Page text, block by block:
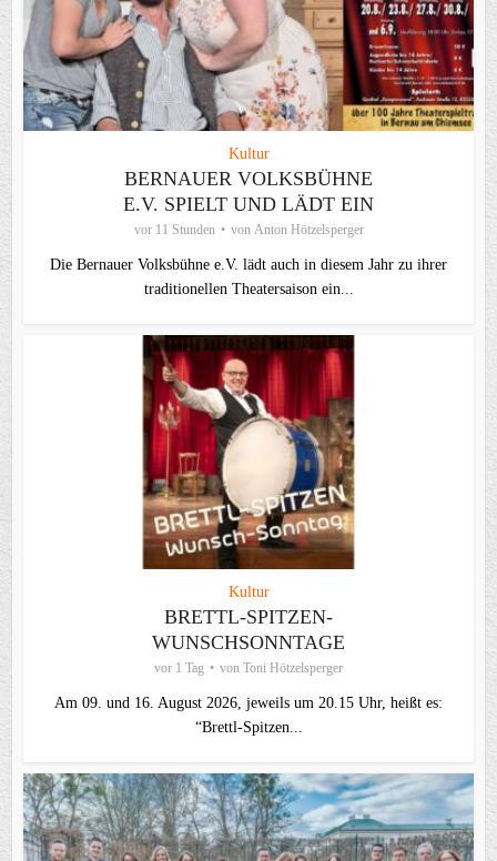
Kultur
BERNAUER VOLKSBÜHNE
E.V. SPIELT UND LÄDT EIN
vor 11 Stunden von Anton Hötzelsperger
Die Bernauer Volksbühne e.V. lädt auch in diesem Jahr zu ihrer
traditionellen Theater­saison ein...
Kultur
BRETTL-SPITZEN-
WUNSCHSONNTAGE
vor 1 Tag von Toni Hötzelsperger
Am 09. und 16. August 2026, jeweils um 20.15 Uhr, heißt es:
“Brettl-Spitzen...